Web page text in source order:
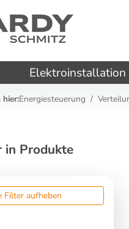
Elektroinstallation
hier:Energiesteuerung
in Produkte
Filter aufheben